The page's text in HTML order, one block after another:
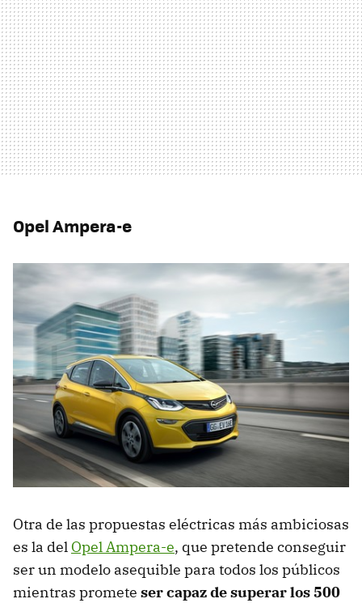
Opel Ampera-e
Otra de las propuestas eléctricas más ambiciosas
es la del Opel Ampera-e, que pretende conseguir
ser un modelo asequible para todos los públicos
mientras promete ser capaz de superar los 500